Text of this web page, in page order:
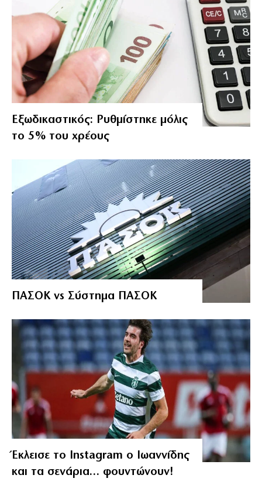
Εξωδικαστικός: Ρυθμίστηκε μόλις
το 5% του χρέους
ΠΑΣΟΚ vs Σύστημα ΠΑΣΟΚ
Έκλεισε το Instagram ο Ιωαννίδης
και τα σενάρια… φουντώνουν!